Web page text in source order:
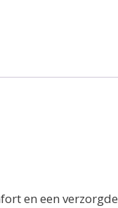
en een verzorgde